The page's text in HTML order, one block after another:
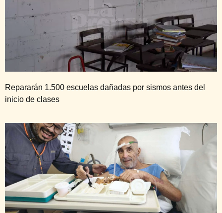
Repararán 1.500 escuelas dañadas por sismos antes del
inicio de clases